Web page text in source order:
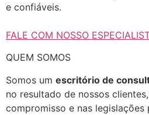
e confiáveis.
FALE COM NOSSO
QUEM SOMOS
Somos um escritório de
no resultado de nossos
compromisso e nas legislações